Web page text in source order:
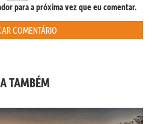
para a próxima vez que eu comentar.
TAMBÉM